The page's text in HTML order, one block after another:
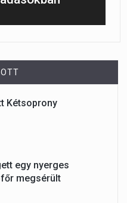
Kétsoprony
egy nyerges
megsérült